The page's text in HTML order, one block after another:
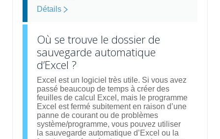
Détails
Où se trouve le dossier de
sauvegarde automatique
d’Excel ?
Excel est un logiciel très utile. Si vous avez
passé beaucoup de temps à créer des
feuilles de calcul Excel, mais le programme
Excel est fermé subitement en raison d’une
panne de courant ou de problèmes
système/programme, vous pouvez utiliser
la sauvegarde automatique d’Excel ou la